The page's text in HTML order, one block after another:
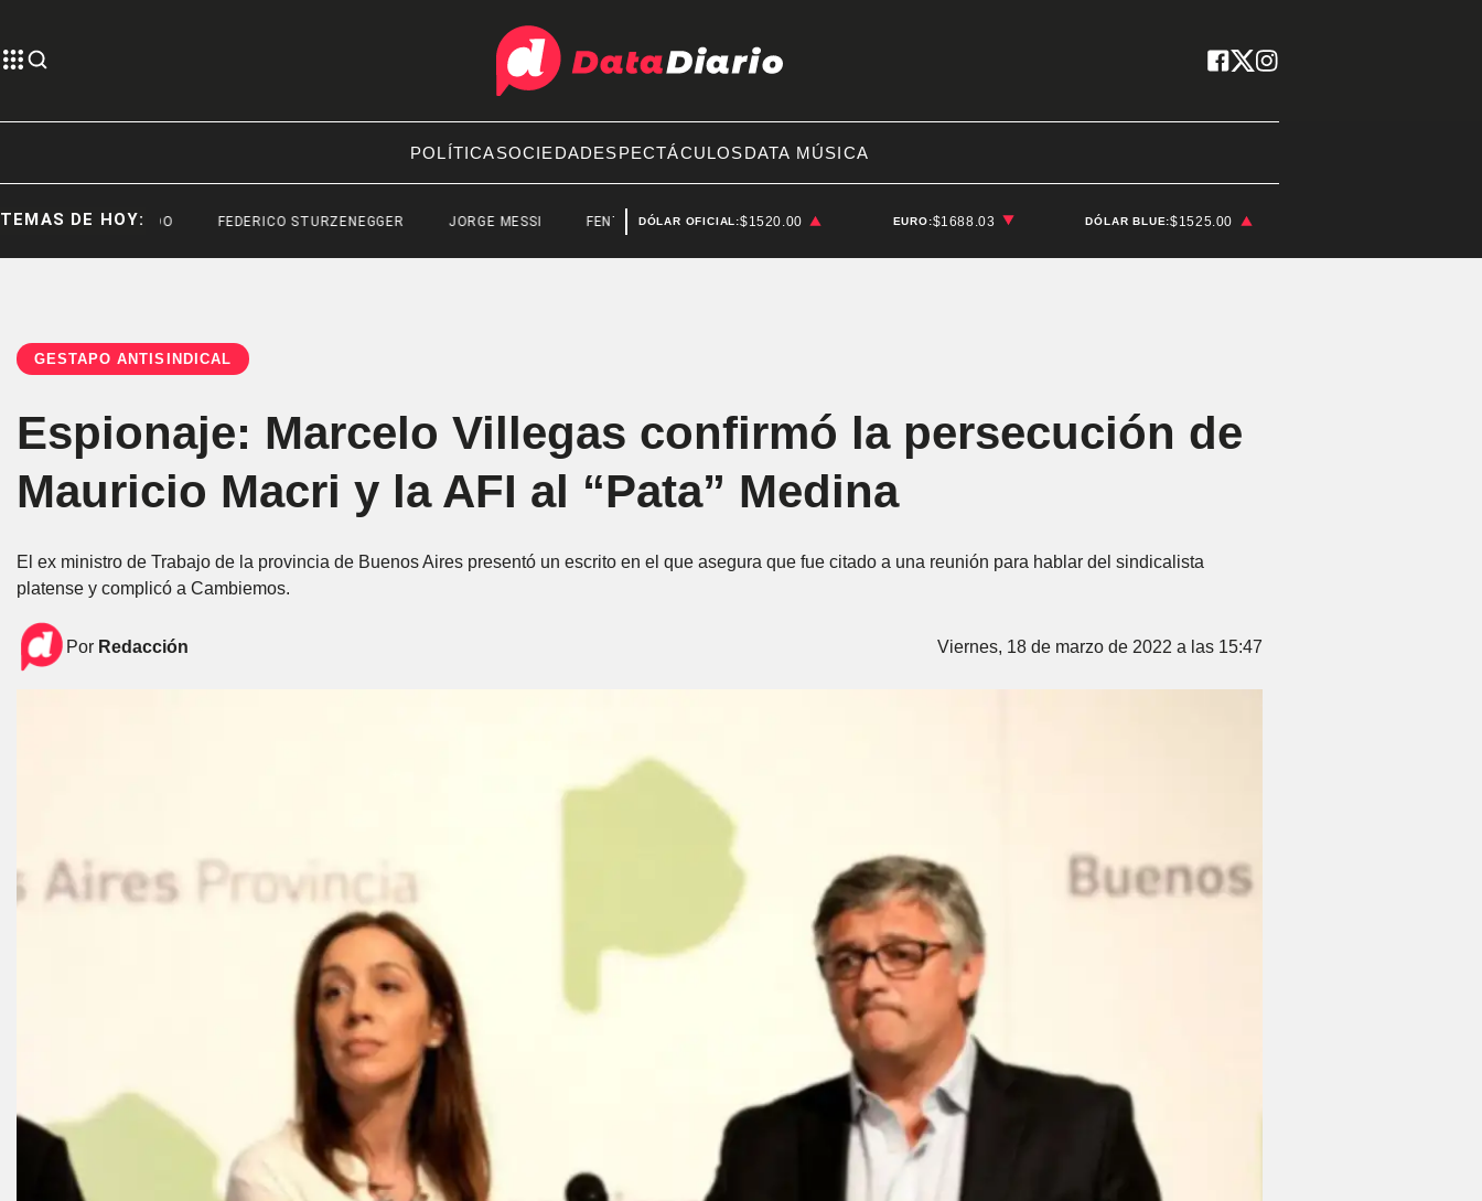
POLÍTICASOCIEDADESPECTÁCULOSDATA MÚSICA
TEMAS DE HOY:
CONTAMINADO FEDERICO STURZENEGGER JORGE MESSI FENTANILO CONTAMINADO FEDERICO STURZENEGGER JORGE MESSI
DÓLAR OFICIAL:$1520.00 EURO:$1688.03 DÓLAR BLUE:$1525.00
GESTAPO ANTISINDICAL
Espionaje: Marcelo Villegas confirmó la persecución de
Mauricio Macri y la AFI al “Pata” Medina
El ex ministro de Trabajo de la provincia de Buenos Aires presentó un escrito en el que asegura que fue citado a una reunión para hablar del sindicalista
platense y complicó a Cambiemos.
Por Redacción Viernes, 18 de marzo de 2022 a las 15:47